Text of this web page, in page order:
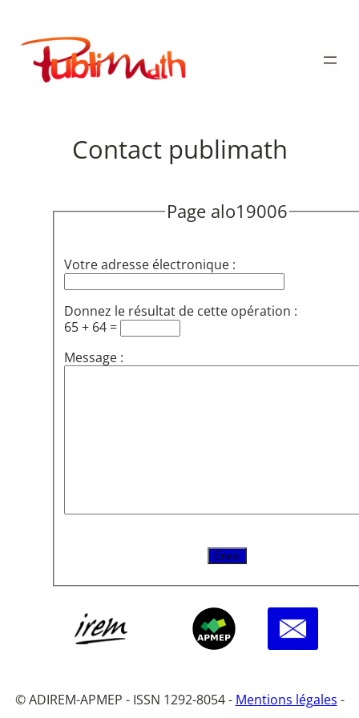
contenu
Publimath
Contact publimath
Page alo19006
Votre adresse électronique :
Donnez le résultat de cette opération :
65 + 64 =
Message :
© ADIREM-APMEP - ISSN 1292-8054 - Mentions légales -